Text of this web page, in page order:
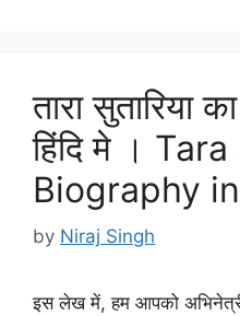
तारा सुतारिया
हिंदि मे ।
Biography
by Niraj Singh
इस लेख में, हम आपको अभिनेत्री